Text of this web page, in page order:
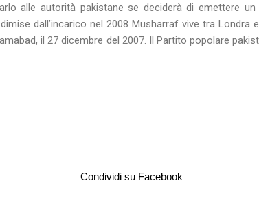
alle autorità pakistane se deciderà di emettere
dall’incarico nel 2008 Musharraf vive tra
il 27 dicembre del 2007. Il Partito popolare
Condividi su Facebook